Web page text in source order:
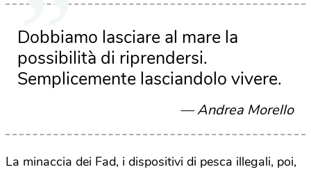
Dobbiamo lasciare al mare la
possibilità di riprendersi.
Semplicemente lasciandolo vivere.
Andrea Morello
La minaccia dei Fad, i dispositivi di pesca illegali, poi,